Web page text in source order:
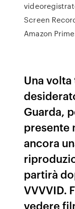
Screen
Amazon
Una
Guarda,
presente
ancora
partirà
VVVVID.
vedere